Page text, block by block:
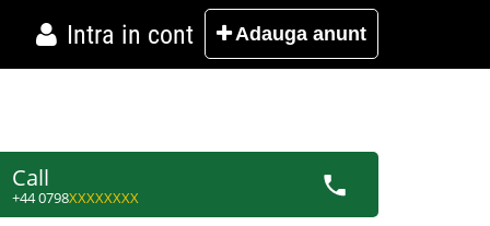
Intra in cont Adauga anunt
Call
+44 0798XXXXXXXX